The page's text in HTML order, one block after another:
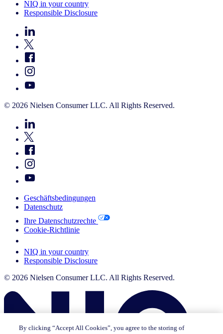
NIQ in your country
Responsible Disclosure
© 2026 Nielsen Consumer LLC. All Rights Reserved.
Geschäftsbedingungen
Datenschutz
Ihre Datenschutzrechte
Cookie-Richtlinie
NIQ in your country
Responsible Disclosure
© 2026 Nielsen Consumer LLC. All Rights Reserved.
By clicking “Accept All Cookies”, you agree to the storing of